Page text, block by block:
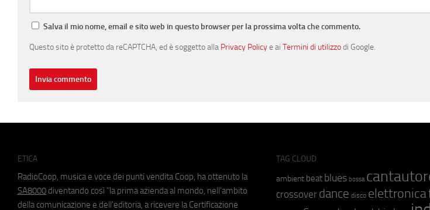
Salva il mio nome, email e sito web in questo browser per la prossima volta che commento.
Questo sito è protetto da reCAPTCHA, ed è soggetto alla Privacy Policye ai Termini di utilizzodi Google.
ETICA
RadioCoop, musica e voce dei punti vendita Coop, ha ottenuto la
SA8000 diventando così "la prima azienda al mondo, nell'ambito
della comunicazione e dell'editoria, a ricevere la Certificazione
TAG CLOUD
ambient beat blues bossa
crossover dance disco elettronica